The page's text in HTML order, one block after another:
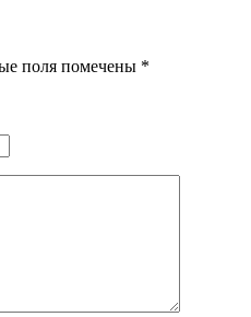
поля помечены *